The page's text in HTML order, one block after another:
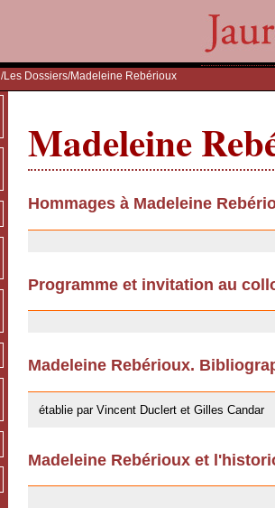
/Les Dossiers/Madeleine Rebérioux
Madeleine
Hommages à Madeleine
Programme et invitation au
Madeleine Rebérioux.
établie par Vincent Duclert et Gilles Candar
Madeleine Rebérioux et